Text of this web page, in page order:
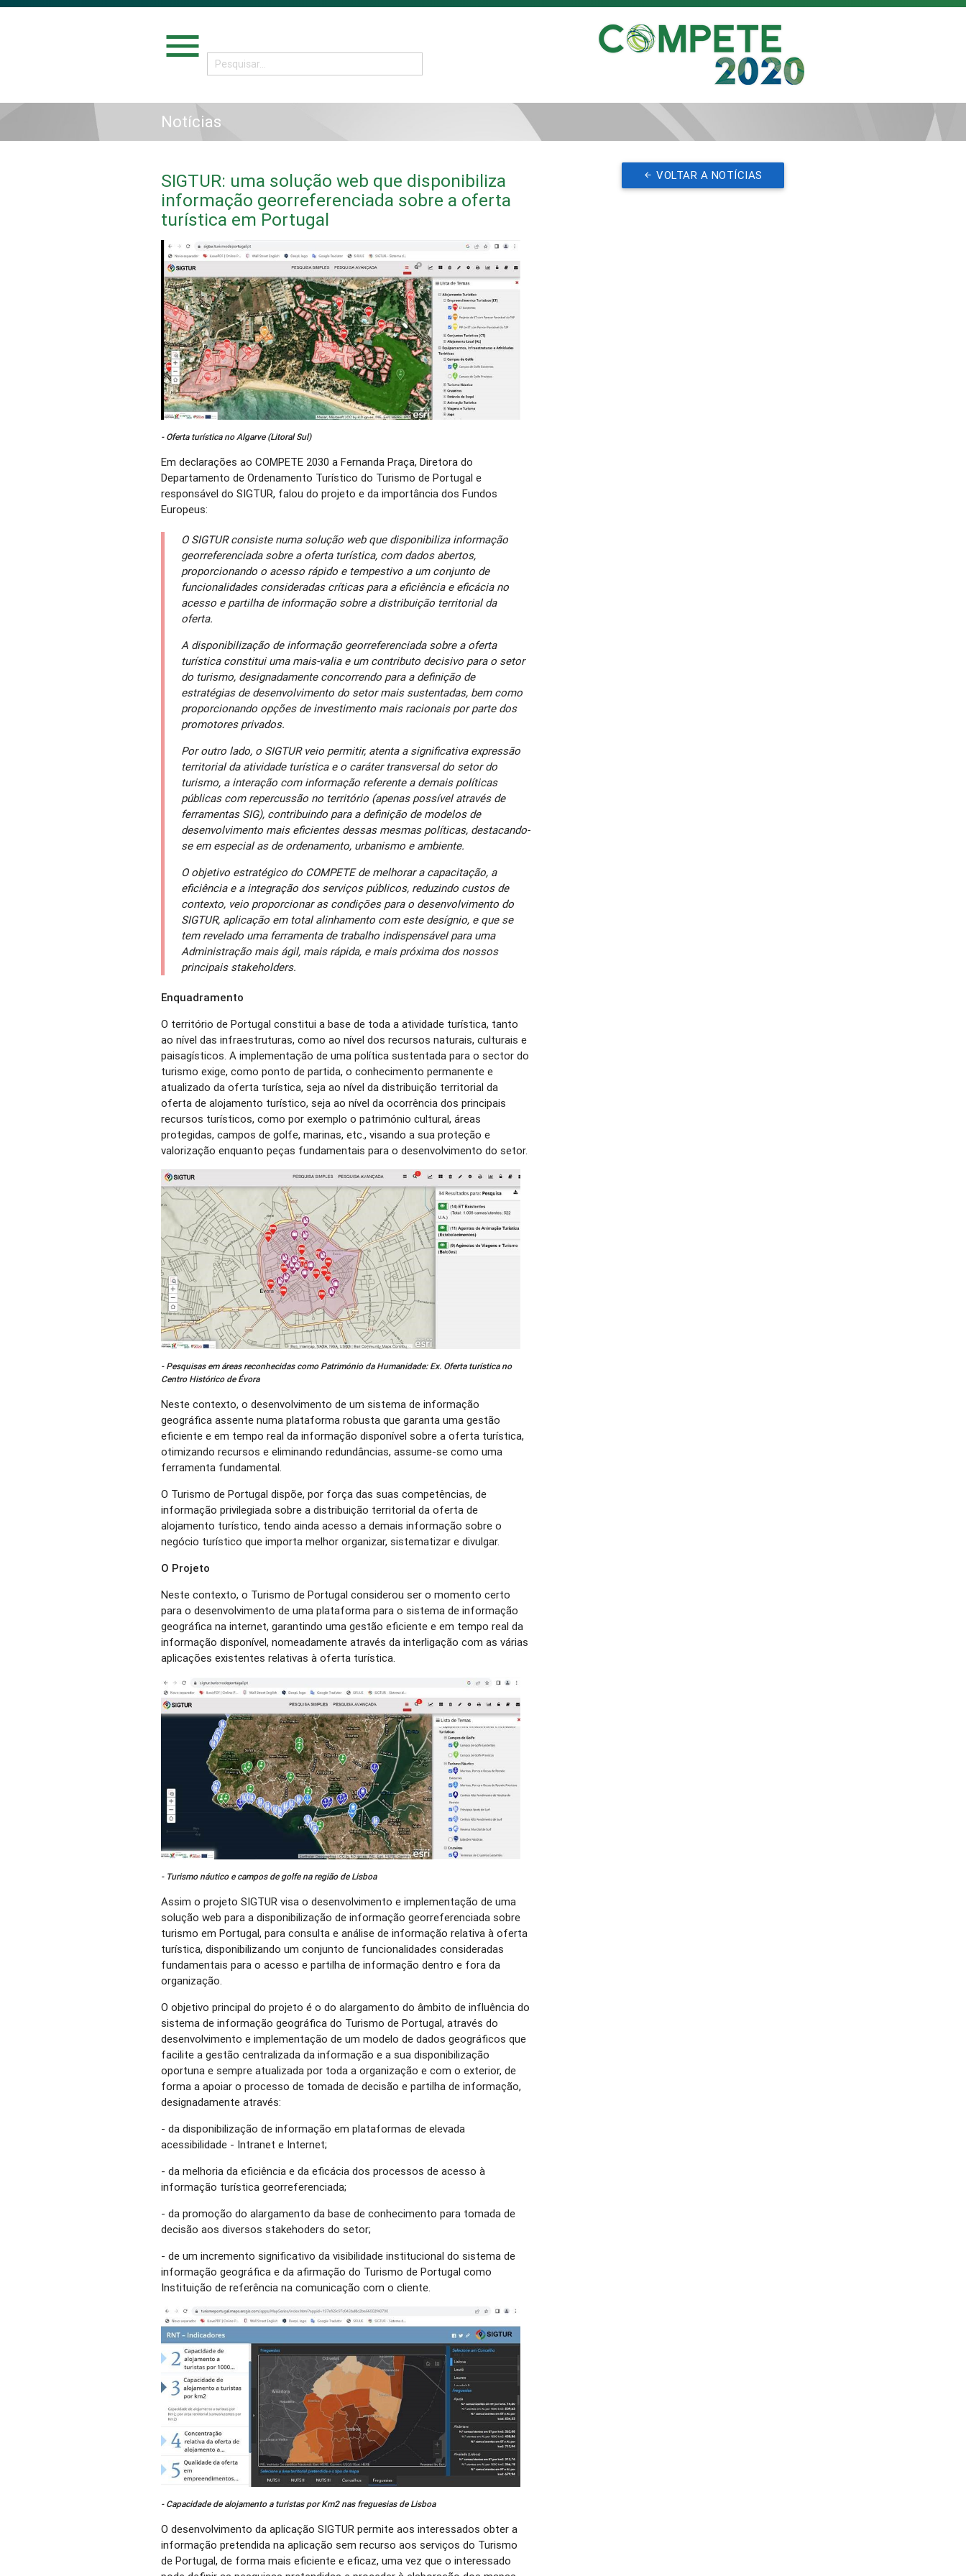
menu
Notícias
SIGTUR: uma solução web que disponibiliza
informação georreferenciada sobre a oferta
turística em Portugal
- Oferta turística no Algarve (Litoral Sul)
Em declarações ao COMPETE 2030 a Fernanda Praça, Diretora do
Departamento de Ordenamento Turístico do Turismo de Portugal e
responsável do SIGTUR, falou do projeto e da importância dos Fundos
Europeus:
O SIGTUR consiste numa solução web que disponibiliza informação
georreferenciada sobre a oferta turística, com dados abertos,
proporcionando o acesso rápido e tempestivo a um conjunto de
funcionalidades consideradas críticas para a eficiência e eficácia no
acesso e partilha de informação sobre a distribuição territorial da
oferta.
A disponibilização de informação georreferenciada sobre a oferta
turística constitui uma mais-valia e um contributo decisivo para o setor
do turismo, designadamente concorrendo para a definição de
estratégias de desenvolvimento do setor mais sustentadas, bem como
proporcionando opções de investimento mais racionais por parte dos
promotores privados.
Por outro lado, o SIGTUR veio permitir, atenta a significativa expressão
territorial da atividade turística e o caráter transversal do setor do
turismo, a interação com informação referente a demais políticas
públicas com repercussão no território (apenas possível através de
ferramentas SIG), contribuindo para a definição de modelos de
desenvolvimento mais eficientes dessas mesmas políticas, destacando-
se em especial as de ordenamento, urbanismo e ambiente.
O objetivo estratégico do COMPETE de melhorar a capacitação, a
eficiência e a integração dos serviços públicos, reduzindo custos de
contexto, veio proporcionar as condições para o desenvolvimento do
SIGTUR, aplicação em total alinhamento com este desígnio, e que se
tem revelado uma ferramenta de trabalho indispensável para uma
Administração mais ágil, mais rápida, e mais próxima dos nossos
principais stakeholders.
Enquadramento
O território de Portugal constitui a base de toda a atividade turística, tanto
ao nível das infraestruturas, como ao nível dos recursos naturais, culturais e
paisagísticos. A implementação de uma política sustentada para o sector do
turismo exige, como ponto de partida, o conhecimento permanente e
atualizado da oferta turística, seja ao nível da distribuição territorial da
oferta de alojamento turístico, seja ao nível da ocorrência dos principais
recursos turísticos, como por exemplo o património cultural, áreas
protegidas, campos de golfe, marinas, etc., visando a sua proteção e
valorização enquanto peças fundamentais para o desenvolvimento do setor.
- Pesquisas em áreas reconhecidas como Património da Humanidade: Ex. Oferta turística no
Centro Histórico de Évora
Neste contexto, o desenvolvimento de um sistema de informação
geográfica assente numa plataforma robusta que garanta uma gestão
eficiente e em tempo real da informação disponível sobre a oferta turística,
otimizando recursos e eliminando redundâncias, assume-se como uma
ferramenta fundamental.
O Turismo de Portugal dispõe, por força das suas competências, de
informação privilegiada sobre a distribuição territorial da oferta de
alojamento turístico, tendo ainda acesso a demais informação sobre o
negócio turístico que importa melhor organizar, sistematizar e divulgar.
O Projeto
Neste contexto, o Turismo de Portugal considerou ser o momento certo
para o desenvolvimento de uma plataforma para o sistema de informação
geográfica na internet, garantindo uma gestão eficiente e em tempo real da
informação disponível, nomeadamente através da interligação com as várias
aplicações existentes relativas à oferta turística.
- Turismo náutico e campos de golfe na região de Lisboa
Assim o projeto SIGTUR visa o desenvolvimento e implementação de uma
solução web para a disponibilização de informação georreferenciada sobre
turismo em Portugal, para consulta e análise de informação relativa à oferta
turística, disponibilizando um conjunto de funcionalidades consideradas
fundamentais para o acesso e partilha de informação dentro e fora da
organização.
O objetivo principal do projeto é o do alargamento do âmbito de influência do
sistema de informação geográfica do Turismo de Portugal, através do
desenvolvimento e implementação de um modelo de dados geográficos que
facilite a gestão centralizada da informação e a sua disponibilização
oportuna e sempre atualizada por toda a organização e com o exterior, de
forma a apoiar o processo de tomada de decisão e partilha de informação,
designadamente através:
- da disponibilização de informação em plataformas de elevada
acessibilidade - Intranet e Internet;
- da melhoria da eficiência e da eficácia dos processos de acesso à
informação turística georreferenciada;
- da promoção do alargamento da base de conhecimento para tomada de
decisão aos diversos stakehoders do setor;
- de um incremento significativo da visibilidade institucional do sistema de
informação geográfica e da afirmação do Turismo de Portugal como
Instituição de referência na comunicação com o cliente.
- Capacidade de alojamento a turistas por Km2 nas freguesias de Lisboa
O desenvolvimento da aplicação SIGTUR permite aos interessados obter a
informação pretendida na aplicação sem recurso aos serviços do Turismo
de Portugal, de forma mais eficiente e eficaz, uma vez que o interessado
VOLTAR A NOTÍCIAS